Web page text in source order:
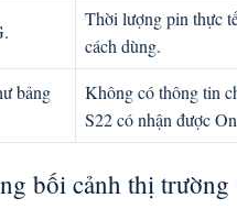
Thời lượng pin thực
cách dùng.
bảng
Không có thông tin
S22 có nhận được
bối cảnh thị